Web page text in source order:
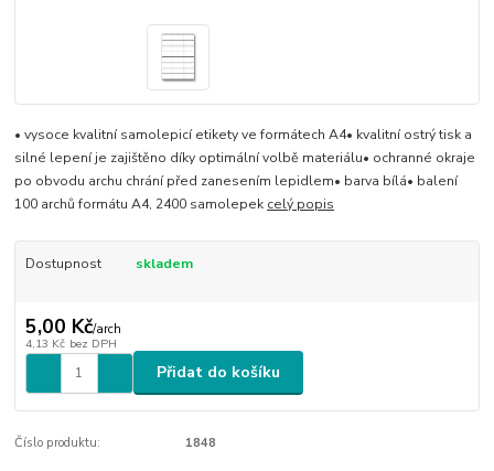
• vysoce kvalitní samolepicí etikety ve formátech A4• kvalitní ostrý tisk a
silné lepení je zajištěno díky optimální volbě materiálu• ochranné okraje
po obvodu archu chrání před zanesením lepidlem• barva bílá• balení
100 archů formátu A4, 2400 samolepek celý popis
Dostupnost skladem
5,00 Kč/arch
4,13 Kč bez DPH
Přidat do košíku
Číslo produktu: 1848